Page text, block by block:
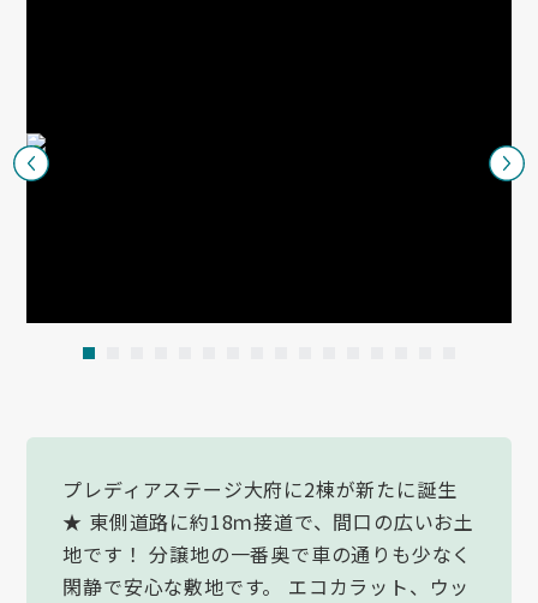
1
プレディアステージ大府に2棟が新たに誕生
★ 東側道路に約18ｍ接道で、間口の広いお土
地です！ 分譲地の一番奥で車の通りも少なく
閑静で安心な敷地です。 エコカラット、ウッ